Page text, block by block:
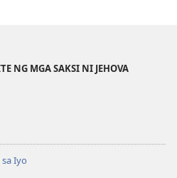
SA
SA
NG MGA SAKSI NI JEHOVA
Iyo